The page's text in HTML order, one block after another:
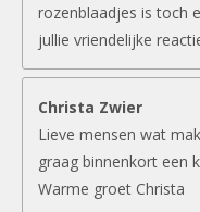
rozenblaadjes is toch
jullie vriendelijke
Christa Zwier
Lieve mensen wat
graag binnenkort een
Warme groet Christa